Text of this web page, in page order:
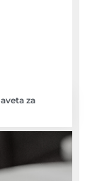
za